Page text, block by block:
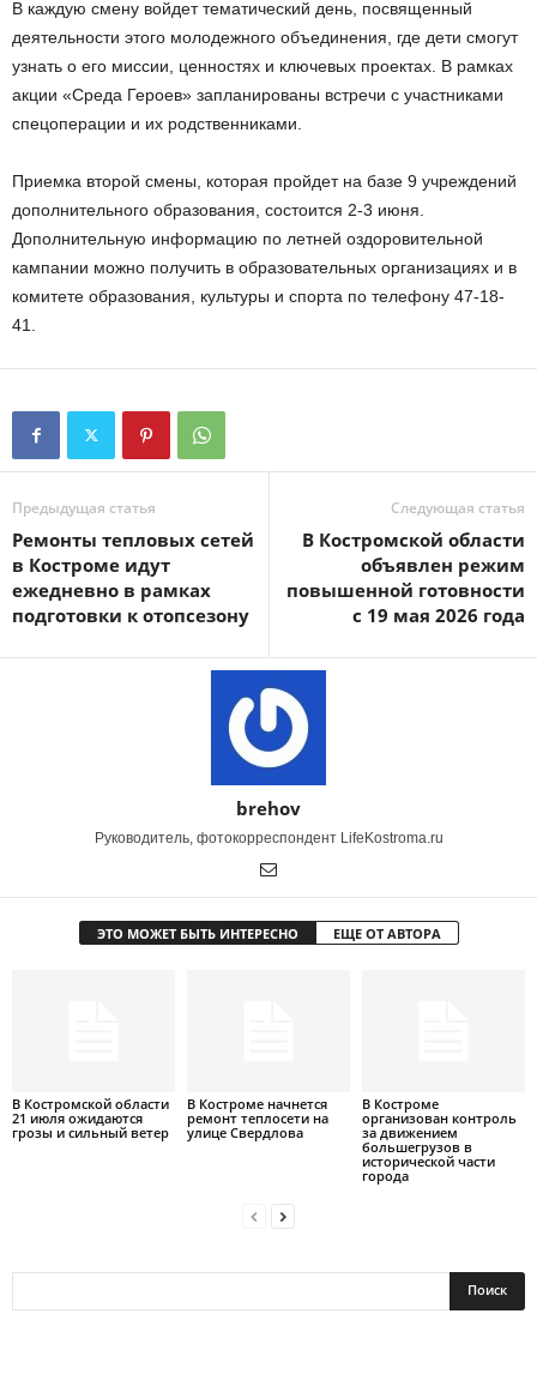
В каждую смену войдет тематический день, посвященный
деятельности этого молодежного объединения, где дети смогут
узнать о его миссии, ценностях и ключевых проектах. В рамках
акции «Среда Героев» запланированы встречи с участниками
спецоперации и их родственниками.
Приемка второй смены, которая пройдет на базе 9 учреждений
дополнительного образования, состоится 2-3 июня.
Дополнительную информацию по летней оздоровительной
кампании можно получить в образовательных организациях и в
комитете образования, культуры и спорта по телефону 47-18-
41.
Предыдущая статья
Ремонты тепловых сетей
в Костроме идут
ежедневно в рамках
подготовки к отопсезону
Следующая статья
В Костромской области
объявлен режим
повышенной готовности
с 19 мая 2026 года
brehov
Руководитель, фотокорреспондент LifeKostroma.ru
ЭТО МОЖЕТ БЫТЬ ИНТЕРЕСНО ЕЩЕ ОТ АВТОРА
В Костромской области
21 июля ожидаются
грозы и сильный ветер
В Костроме начнется
ремонт теплосети на
улице Свердлова
В Костроме
организован контроль
за движением
большегрузов в
исторической части
города